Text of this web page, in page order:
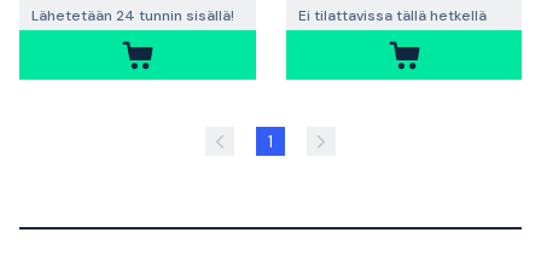
Lähetetään 24 tunnin sisällä! Ei tilattavissa tällä hetkellä
1